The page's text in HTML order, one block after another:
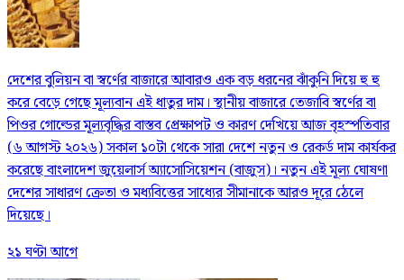
দেশের বুলিয়ন বা স্বর্ণের বাজারে আবারও এক বড় ধরনের ঝাঁকুনি দিয়ে হু হু
করে বেড়ে গেছে মূল্যবান এই ধাতুর দাম। স্থানীয় বাজারে তেজাবি স্বর্ণের বা
পিওর গোল্ডের মূল্যবৃদ্ধির বাস্তব প্রেক্ষাপট ও কারণ দেখিয়ে আজ বৃহস্পতিবার
(৬ আগস্ট ২০২৬) সকাল ১০টা থেকে সারা দেশে নতুন ও রেকর্ড দাম কার্যকর
করেছে বাংলাদেশ জুয়েলার্স অ্যাসোসিয়েশন (বাজুস)। নতুন এই মূল্য ঘোষণা
দেশের সাধারণ ক্রেতা ও মধ্যবিত্তের সাধ্যের সীমানাকে আরও দূরে ঠেলে
দিয়েছে।
২১ ঘণ্টা আগে